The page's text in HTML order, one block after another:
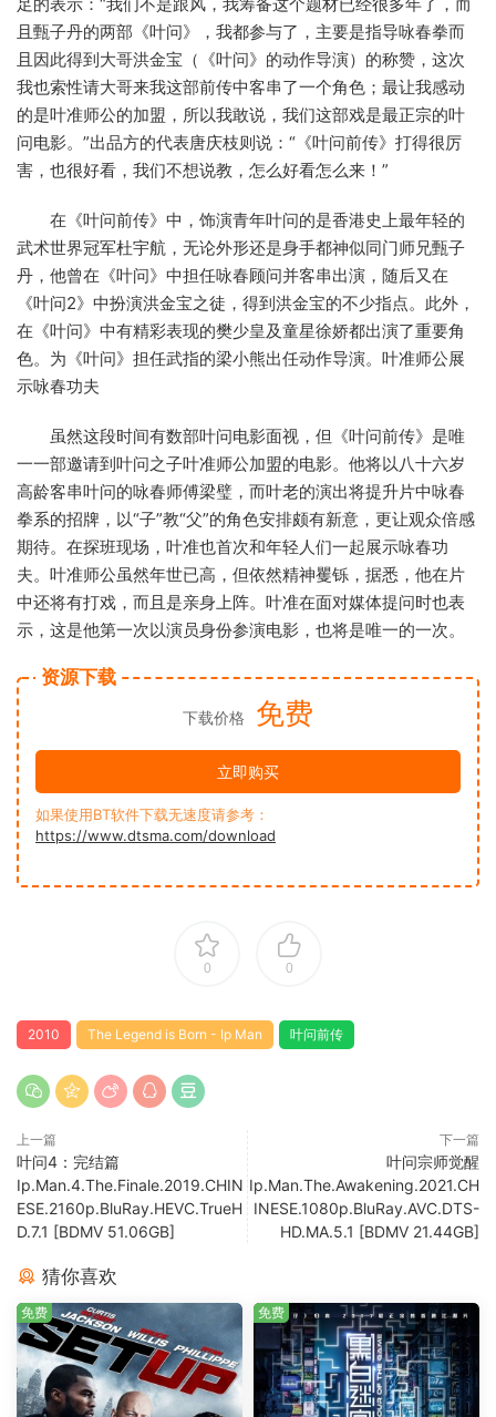
且甄子丹的两部《叶问》，我都参与了，主要是指导咏春拳而
且因此得到大哥洪金宝（《叶问》的动作导演）的称赞，这次
我也索性请大哥来我这部前传中客串了一个角色；最让我感动
的是叶准师公的加盟，所以我敢说，我们这部戏是最正宗的叶
问电影。”出品方的代表唐庆枝则说：“《叶问前传》打得很厉
害，也很好看，我们不想说教，怎么好看怎么来！”
在《叶问前传》中，饰演青年叶问的是香港史上最年轻的
武术世界冠军杜宇航，无论外形还是身手都神似同门师兄甄子
丹，他曾在《叶问》中担任咏春顾问并客串出演，随后又在
《叶问2》中扮演洪金宝之徒，得到洪金宝的不少指点。此外，
在《叶问》中有精彩表现的樊少皇及童星徐娇都出演了重要角
色。为《叶问》担任武指的梁小熊出任动作导演。叶准师公展
示咏春功夫
虽然这段时间有数部叶问电影面视，但《叶问前传》是唯
一一部邀请到叶问之子叶准师公加盟的电影。他将以八十六岁
高龄客串叶问的咏春师傅梁璧，而叶老的演出将提升片中咏春
拳系的招牌，以“子”教“父”的角色安排颇有新意，更让观众倍感
期待。在探班现场，叶准也首次和年轻人们一起展示咏春功
夫。叶准师公虽然年世已高，但依然精神矍铄，据悉，他在片
中还将有打戏，而且是亲身上阵。叶准在面对媒体提问时也表
示，这是他第一次以演员身份参演电影，也将是唯一的一次。
资源下载
下载价格 免费
立即购买
如果使用BT软件下载无速度请参考：
https://www.dtsma.com/download
0 0
2010 The Legend is Born - Ip Man 叶问前传
上一篇
叶问4：完结篇
Ip.Man.4.The.Finale.2019.CHIN
ESE.2160p.BluRay.HEVC.TrueH
D.7.1 [BDMV 51.06GB]
下一篇
叶问宗师觉醒
Ip.Man.The.Awakening.2021.CH
INESE.1080p.BluRay.AVC.DTS-
HD.MA.5.1 [BDMV 21.44GB]
猜你喜欢
免费 免费